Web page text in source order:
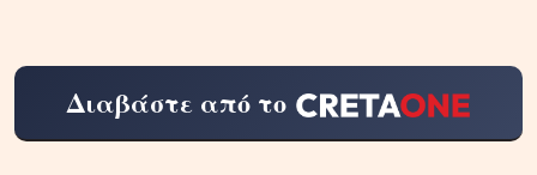
Διαβάστε από το